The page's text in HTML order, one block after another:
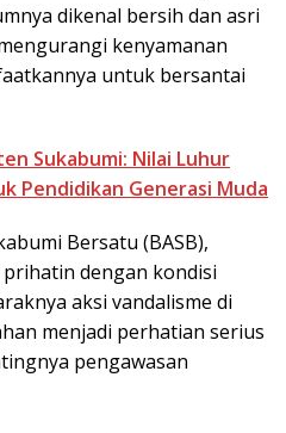
dikenal bersih dan asri
kenyamanan
untuk bersantai
Sukabumi: Nilai Luhur
Pendidikan Generasi Muda
Bersatu (BASB),
dengan kondisi
aksi vandalisme di
menjadi perhatian serius
pengawasan